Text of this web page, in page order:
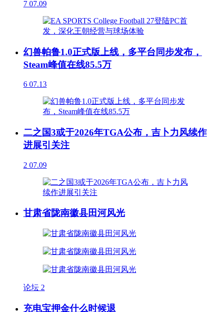
7 07.09
幻兽帕鲁1.0正式版上线，多平台同步发布，
Steam峰值在线85.5万
6 07.13
二之国3或于2026年TGA公布，吉卜力风续作
进展引关注
2 07.09
甘肃省陇南徽县田河风光
论坛 2
充电宝押金什么时候退